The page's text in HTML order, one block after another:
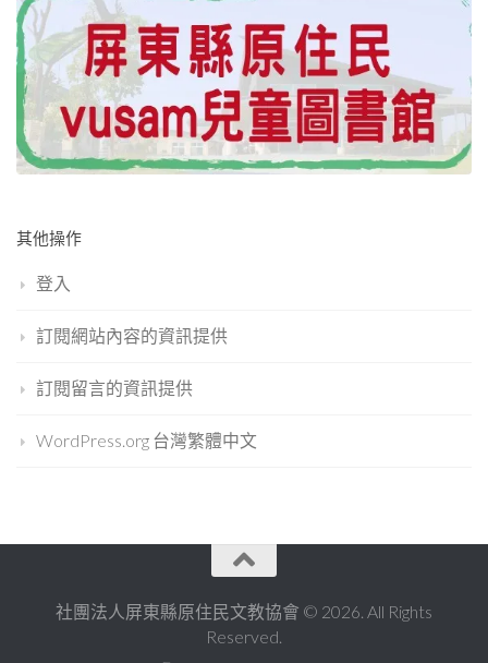
其他操作
登入
訂閱網站內容的資訊提供
訂閱留言的資訊提供
WordPress.org 台灣繁體中文
社團法人屏東縣原住民文教協會 © 2026. All Rights
Reserved.